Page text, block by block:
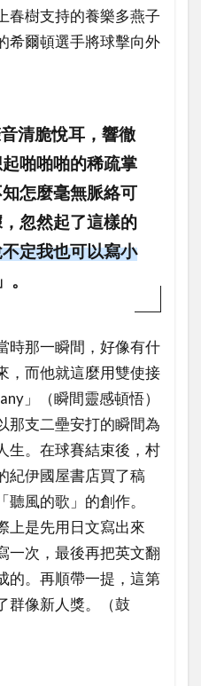
春樹支持的養樂多燕子
希爾頓選手將球擊向外
清脆悅耳，響徹
啪啪啪的稀疏掌
怎麼毫無脈絡可
忽然起了這樣的
定我也可以寫小
。
時那一瞬間，好像有什
，而他就這麼用雙使接
」（瞬間靈感頓悟）
那支二壘安打的瞬間為
生。在球賽結束後，村
紀伊國屋書店買了稿
風的歌」的創作。
上是先用日文寫出來
一次，最後再把英文翻
的。再順帶一提，這第
群像新人獎。（鼓